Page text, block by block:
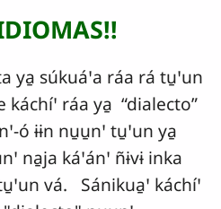
ya̱ súkuáꞌa ráa rá tu̱ꞌun
káchíꞌ ráa ya̱ “dialecto”
ó ɨɨn nu̱u̱nꞌ tu̱ꞌun ya̱
na̱ja káꞌánꞌ ñɨvɨ inka
vá. Sánikua̱ꞌ káchíꞌ